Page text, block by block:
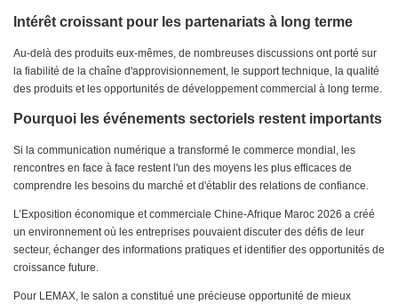
Intérêt croissant pour les partenariats à long terme
Au-delà des produits eux-mêmes, de nombreuses discussions ont porté sur
la fiabilité de la chaîne d'approvisionnement, le support technique, la qualité
des produits et les opportunités de développement commercial à long terme.
Pourquoi les événements sectoriels restent importants
Si la communication numérique a transformé le commerce mondial, les
rencontres en face à face restent l'un des moyens les plus efficaces de
comprendre les besoins du marché et d'établir des relations de confiance.
L’Exposition économique et commerciale Chine-Afrique Maroc 2026 a créé
un environnement où les entreprises pouvaient discuter des défis de leur
secteur, échanger des informations pratiques et identifier des opportunités de
croissance future.
Pour LEMAX, le salon a constitué une précieuse opportunité de mieux